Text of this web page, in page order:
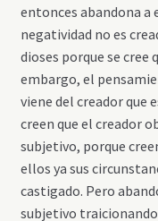
entonces abandona a
negatividad no es
dioses porque se cree
embargo, el
viene del creador que
creen que el creador
subjetivo, porque
ellos ya sus
castigado. Pero
subjetivo